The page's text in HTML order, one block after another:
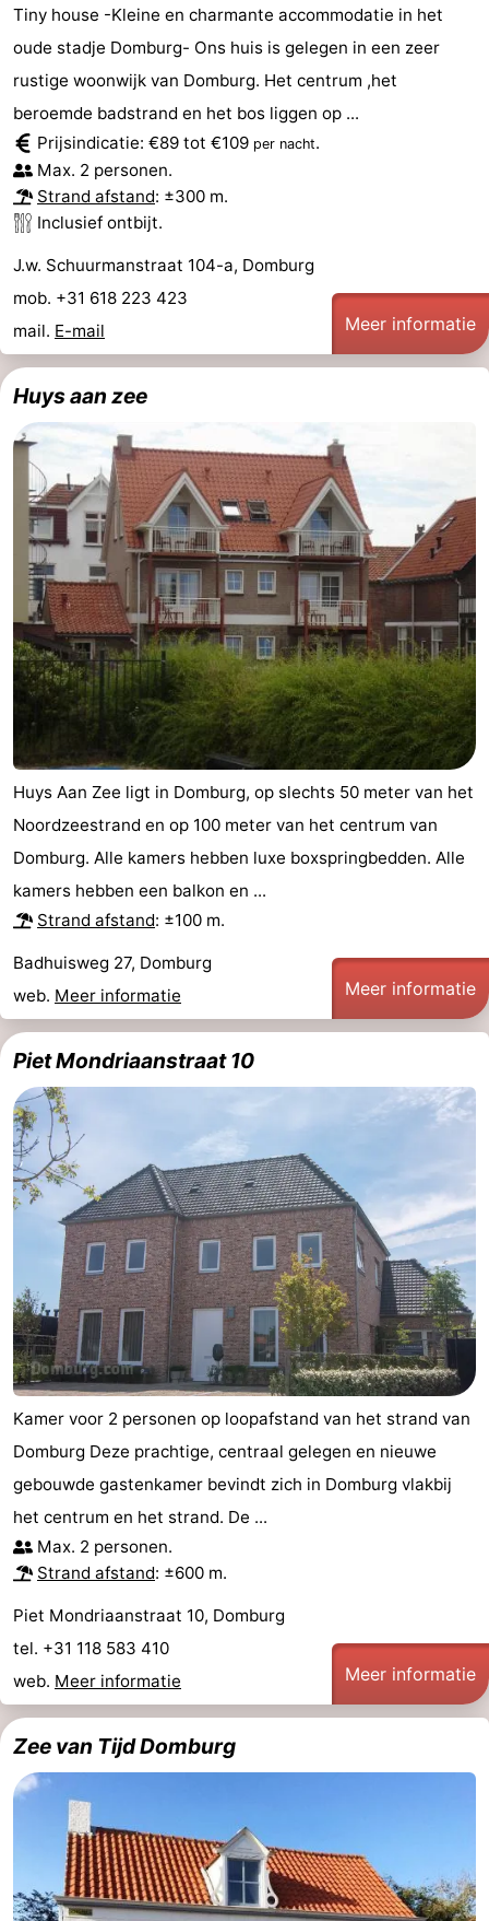
Cadzand
-
Natuur
Het
Zwin
Weer
Contact
Tiny house -Kleine en charmante accommodatie in het
oude stadje Domburg- Ons huis is gelegen in een zeer
rustige woonwijk van Domburg. Het centrum ,het
beroemde badstrand en het bos liggen op ...
Prijsindicatie: €89 tot €109 per nacht.
Max. 2 personen.
Strand afstand: ±300 m.
Inclusief ontbijt.
J.w. Schuurmanstraat 104-a, Domburg
mob. +31 618 223 423
mail. E-mail Meer informatie
Huys aan zee
Huys Aan Zee ligt in Domburg, op slechts 50 meter van het
Noordzeestrand en op 100 meter van het centrum van
Domburg. Alle kamers hebben luxe boxspringbedden. Alle
kamers hebben een balkon en ...
Strand afstand: ±100 m.
Badhuisweg 27, Domburg
web. Meer informatie Meer informatie
Piet Mondriaanstraat 10
Kamer voor 2 personen op loopafstand van het strand van
Domburg Deze prachtige, centraal gelegen en nieuwe
gebouwde gastenkamer bevindt zich in Domburg vlakbij
het centrum en het strand. De ...
Max. 2 personen.
Strand afstand: ±600 m.
Piet Mondriaanstraat 10, Domburg
tel. +31 118 583 410
web. Meer informatie Meer informatie
Zee van Tijd Domburg